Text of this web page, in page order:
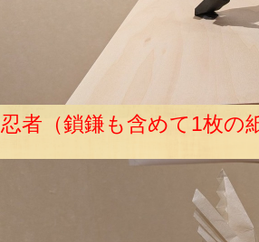
忍者（鎖鎌も含めて1枚の